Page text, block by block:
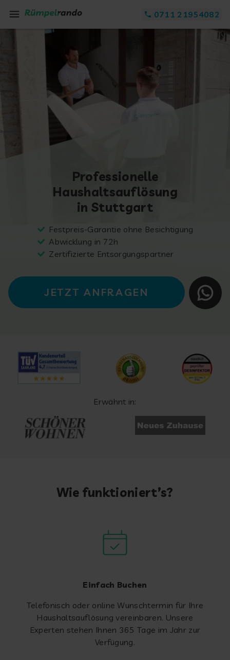
0711 21954082
Professionelle
Haushaltsauflösung
in Stuttgart
Festpreis-Garantie ohne Besichtigung
Abwicklung in 72h
Zertifizierte Entsorgungspartner
JETZT ANFRAGEN
Erwähnt in:
Wie funktioniert’s?
Einfach Buchen
Telefonisch oder online Wunschtermin für Ihre
Haushaltsauflösung vereinbaren. Unsere
Experten stehen Ihnen 365 Tage im Jahr zur
Verfügung.